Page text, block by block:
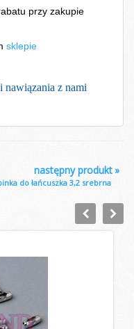
przy zakupie
sklepie
nawiązania z nami
»
następny produkt
do łańcuszka 3,2 srebrna